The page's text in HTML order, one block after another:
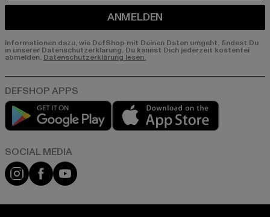
ANMELDEN
Informationen dazu, wie DefShop mit Deinen Daten umgeht, findest Du
in unserer Datenschutzerklärung. Du kannst Dich jederzeit kostenfei
abmelden. Datenschutzerklärung lesen.
Play market
Instagram
FacebookYouTube